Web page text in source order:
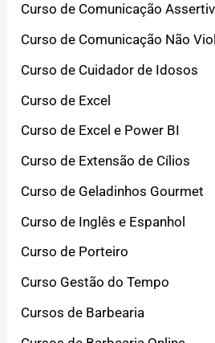
Curso de Comunicação
Curso de Comunicação Não
Curso de Cuidador de Idosos
Curso de Excel
Curso de Excel e Power BI
Curso de Extensão de Cílios
Curso de Geladinhos Gourmet
Curso de Inglês e Espanhol
Curso de Porteiro
Curso Gestão do Tempo
Cursos de Barbearia